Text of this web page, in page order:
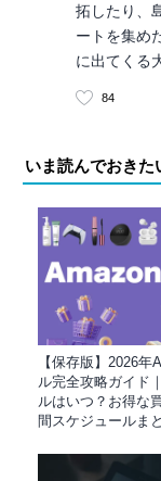
拓したり、
ートを集め
に出てくる
84
いま読んでおきた
【保存版】2026年
ル完全攻略ガイド
ルはいつ？お得な
間スケジュールま